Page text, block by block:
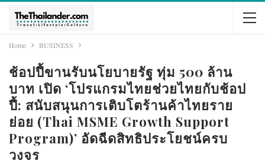
Home BUSINESS
ช้อปปี้ขานรับนโยบายรัฐ ทุ่ม 500 ล้าน
บาท เปิด ‘โปรแกรมไทยช่วยไทยกับช้อป
ปี้: สนับสนุนการเติบโตร้านค้าไทยราย
ย่อย (Thai MSME Growth Support
Program)’ อัดฉีดสิทธิประโยชน์ครบ
วงจร